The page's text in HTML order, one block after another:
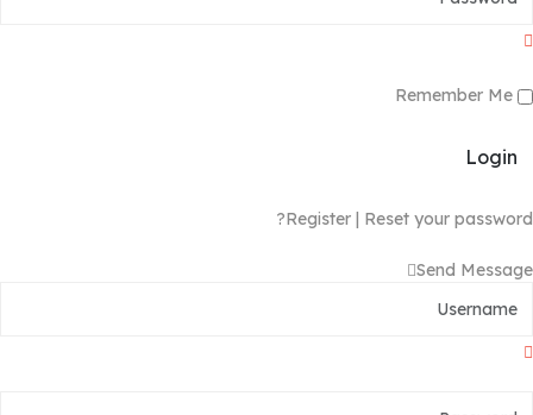
Login
Register | Reset your password?
Send Message